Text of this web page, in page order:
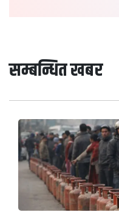
सम्बन्धित खबर